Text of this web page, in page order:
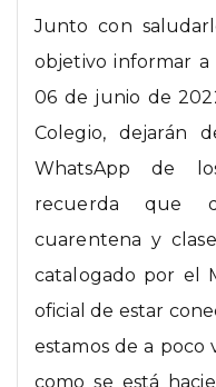
Junto con
objetivo informar
06 de junio de
Colegio, dejarán
WhatsApp de
recuerda que
cuarentena y
catalogado por el
oficial de estar
estamos de a poco
como se está